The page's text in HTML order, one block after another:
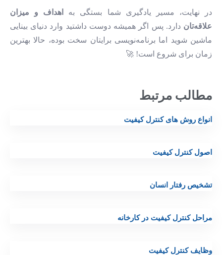
مطالب مرتبط
انواع روش های کنترل کیفیت
اصول کنترل کیفیت
تشخیص رفتار انسان
مراحل کنترل کیفیت در کارخانه
وظایف کنترل کیفیت
در نهایت، مسیر یادگیری شما بستگی به
اهداف و میزان
علاقه‌تان دارد. پس اگر همیشه دوست داشتید وارد دنیای بینایی
ماشین شوید اما برنامه‌نویسی برایتان سخت بوده، حالا بهترین
زمان برای شروع است! 🚀